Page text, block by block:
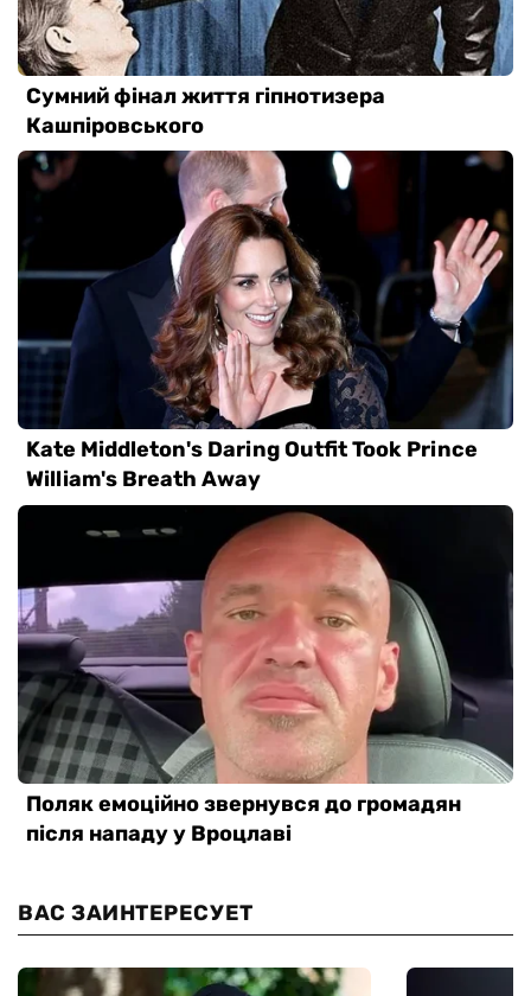
ВАС ЗАИНТЕРЕСУЕТ